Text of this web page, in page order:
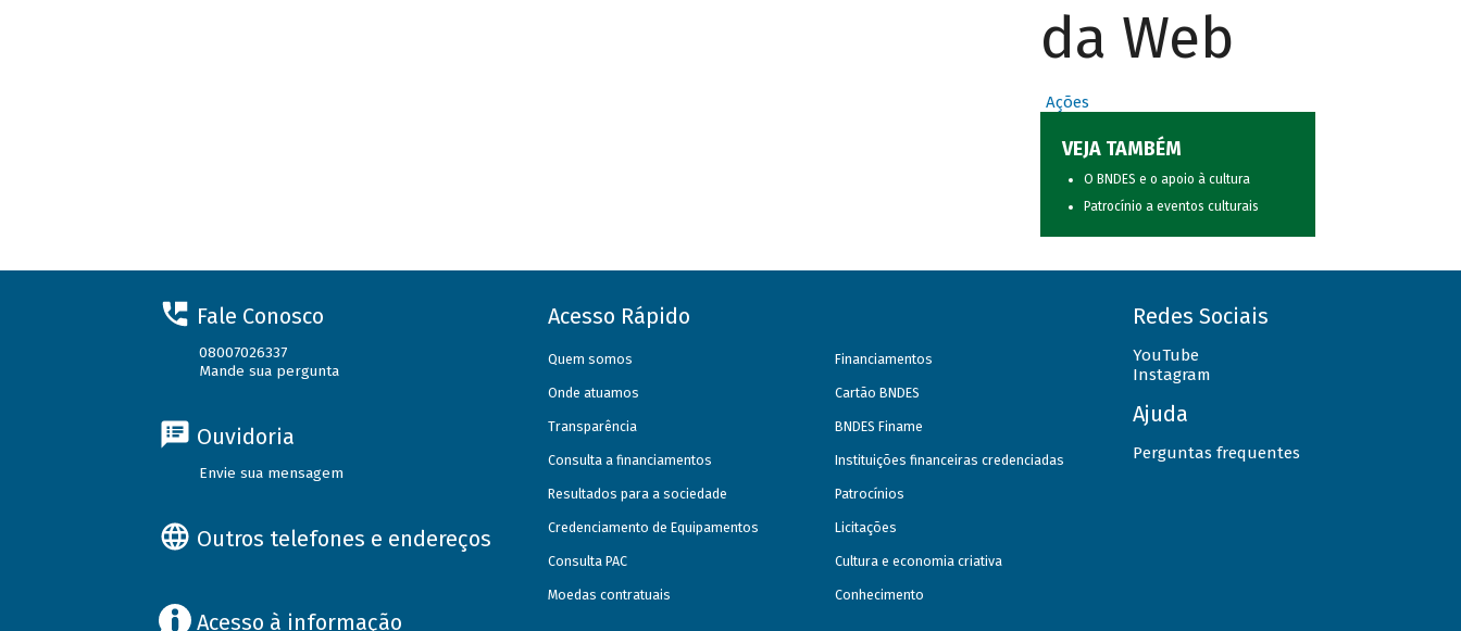
da Web
Ações
VEJA TAMBÉM
O BNDES e o apoio à cultura
Patrocínio a eventos culturais
Fale Conosco
08007026337
Mande sua pergunta
Ouvidoria
Envie sua mensagem
Outros telefones e endereços
Acesso à informação
Acesso Rápido
Quem somos
Onde atuamos
Transparência
Consulta a financiamentos
Resultados para a sociedade
Credenciamento de Equipamentos
Consulta PAC
Moedas contratuais
Financiamentos
Cartão BNDES
BNDES Finame
Instituições financeiras credenciadas
Patrocínios
Licitações
Cultura e economia criativa
Conhecimento
Redes Sociais
YouTube
Instagram
Ajuda
Perguntas frequentes